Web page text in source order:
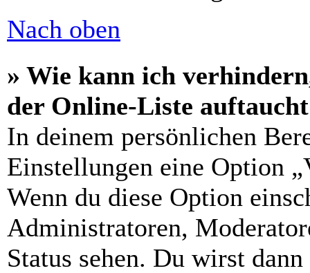
Nach oben
» Wie kann ich
der Online-Liste
In deinem persönlichen
Einstellungen eine Option
Wenn du diese Option
Administratoren,
Status sehen. Du wirst